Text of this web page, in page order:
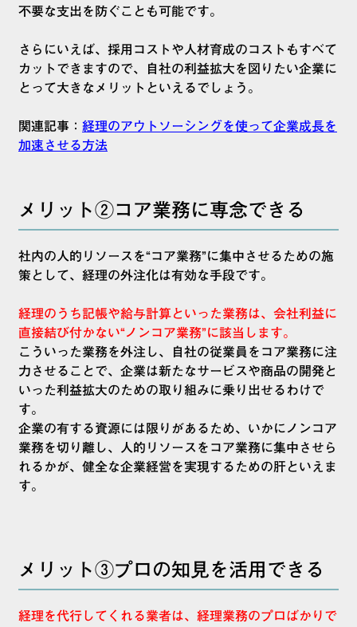
不要な支出を防ぐことも可能です。
さらにいえば、採用コストや人材育成のコストもすべて
カットできますので、自社の利益拡大を図りたい企業に
とって大きなメリットといえるでしょう。
関連記事： 経理のアウトソーシングを使って企業成長を
加速させる方法
メリット②コア業務に専念できる
社内の人的リソースを“コア業務”に集中させるための施
策として、経理の外注化は有効な手段です。
経理のうち記帳や給与計算といった業務は、会社利益に
直接結び付かない“ノンコア業務”に該当します。
こういった業務を外注し、自社の従業員をコア業務に注
力させることで、企業は新たなサービスや商品の開発と
いった利益拡大のための取り組みに乗り出せるわけで
す。
企業の有する資源には限りがあるため、いかにノンコア
業務を切り離し、人的リソースをコア業務に集中させら
れるかが、健全な企業経営を実現するための肝といえま
す。
メリット③プロの知見を活用できる
経理を代行してくれる業者は、経理業務のプロばかりで